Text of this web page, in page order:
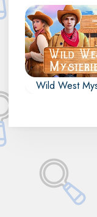
Wild West
Encuentra
contornos y
diferencias en
West